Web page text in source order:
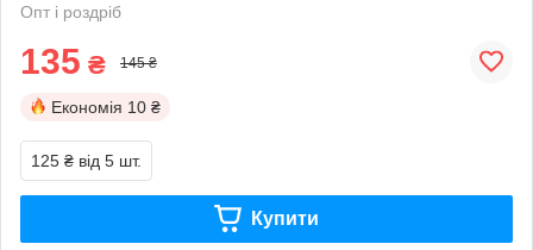
Опт і роздріб
135 ₴ 145 ₴
Економія 10 ₴
125 ₴ від 5 шт.
Купити